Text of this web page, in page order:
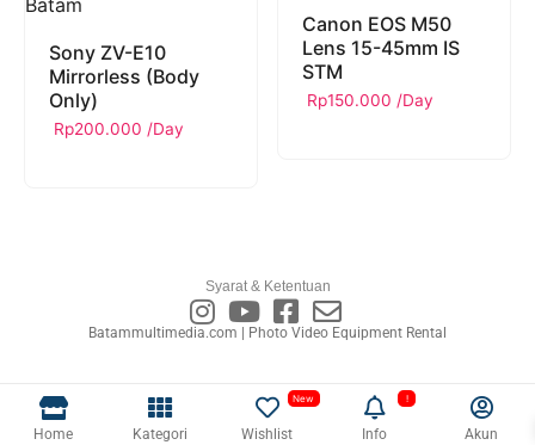
Sony ZV-E10
Mirrorless (Body
Only)
Rp200.000 /Day
Canon EOS M50
Lens 15-45mm IS
STM
Rp150.000 /Day
Syarat & Ketentuan
Batammultimedia.com | Photo Video Equipment Rental
Home Kategori Wishlist Info Akun